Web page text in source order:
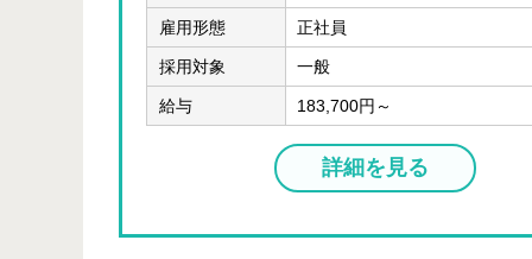
雇用形態 正社員
採用対象 一般
給与 183,700円～
詳細を見る